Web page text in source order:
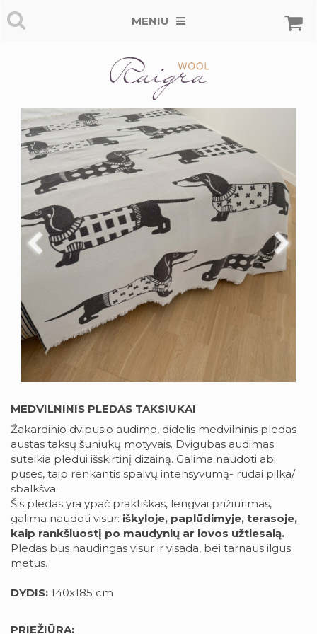
MENIU
MEDVILNINIS PLEDAS TAKSIUKAI
Žakardinio dvipusio audimo, didelis medvilninis pledas
austas taksų šuniukų motyvais. Dvigubas audimas
suteikia pledui išskirtinį dizainą. Galima naudoti abi
puses, taip renkantis spalvų intensyvumą- rudai pilka/
sbalkšva.
Šis pledas yra ypač praktiškas, lengvai prižiūrimas,
galima naudoti visur: iškyloje, paplūdimyje, terasoje,
kaip rankšluostį po maudynių ar lovos užtiesalą.
Pledas bus naudingas visur ir visada, bei tarnaus ilgus
metus.
DYDIS: 140x185 cm
PRIEŽIŪRA: